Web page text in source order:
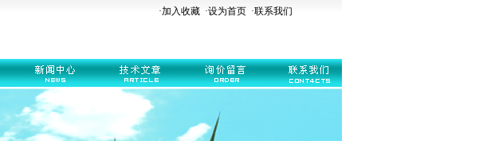
·加入收藏 ·设为首页 ·联系我们